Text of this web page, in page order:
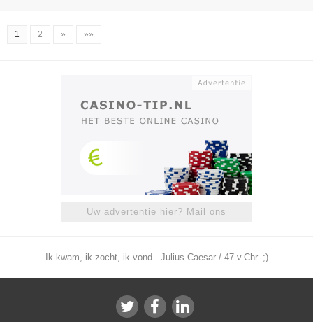
1 2 » »»
Uw advertentie hier? Mail ons
Ik kwam, ik zocht, ik vond - Julius Caesar / 47 v.Chr. ;)